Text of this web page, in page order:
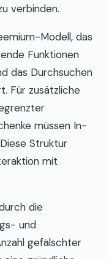
verbinden.
Modell, das
Funktionen
das Durchsuchen
Für zusätzliche
müssen In-
Struktur
mit
die
und
gefälschter